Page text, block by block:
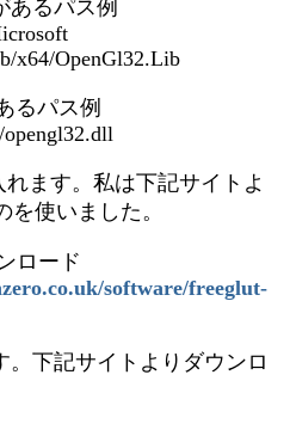
あるパス例
x64/OpenGl32.Lib
るパス例
ます。私は下記サイトよ
を使いました。
ロード
software/freeglut-
。下記サイトよりダウンロ